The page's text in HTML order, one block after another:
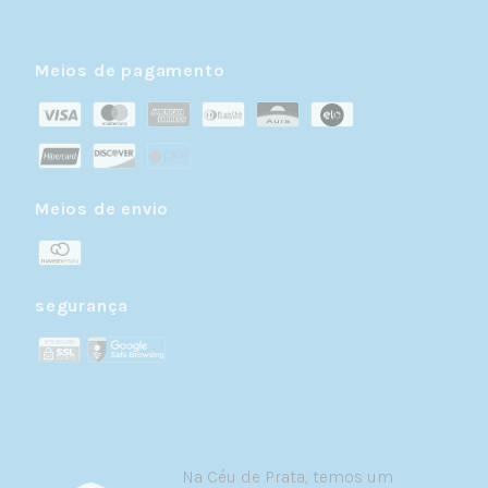
de um jantar no restaurante onde vocês
que transforma uma jóia em jóia.
Por isso a prata 925 é tão poderosa como a
versatilidade de design (vai do clássico ao
ousado) e tem durabilidade comprovada —
uma jóia em prata legítima atravessa
presente que você dá hoje pode ser usado
ainda virão.
Na Céu de Prata, temos um
Meios de pagamento
Meios de envio
segurança